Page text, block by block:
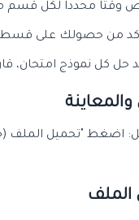
محدداً لكل قسم من
من حصولك على قسط
حل كل نموذج امتحان،
اضغط "تحميل الملف
الملف